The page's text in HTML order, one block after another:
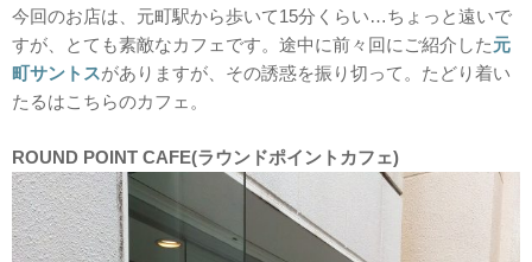
今回のお店は、元町駅から歩いて15分くらい…ちょっと遠いで
すが、とても素敵なカフェです。途中に前々回にご紹介した元
町サントスがありますが、その誘惑を振り切って。たどり着い
たるはこちらのカフェ。
ROUND POINT CAFE(ラウンドポイントカフェ)